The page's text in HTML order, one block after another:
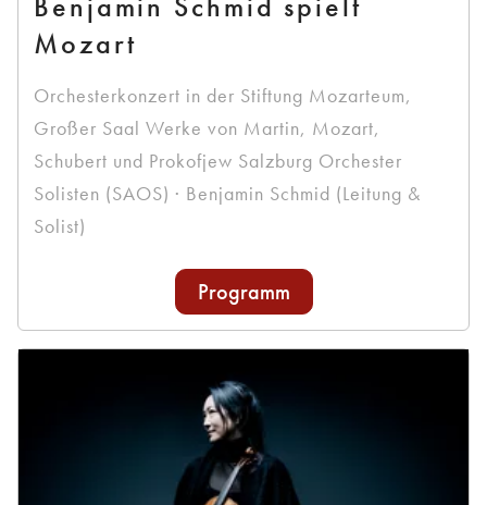
Mozart
Orchesterkonzert in der Stiftung Mozarteum,
Großer Saal Werke von Martin, Mozart,
Schubert und Prokofjew Salzburg Orchester
Solisten (SAOS) · Benjamin Schmid (Leitung &
Solist)
Programm